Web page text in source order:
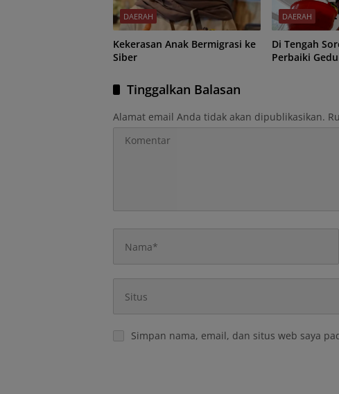
DAERAH
Kekerasan Anak Bermigrasi ke
Siber
DAERAH
Di Tengah
Perbaiki
Tinggalkan Balasan
Alamat email Anda tidak akan dipublikasikan.
Simpan nama, email, dan situs web saya